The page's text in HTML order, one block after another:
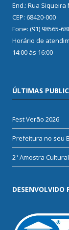
End.: Rua
CEP: 68420-000
Fone: (91) 98565-
Horário de
14:00 às 16:00
ÚLTIMAS
Fest Verão 2026
Prefeitura no seu
2ª Amostra
DESENVOLVIDO